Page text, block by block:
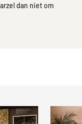
dan niet om